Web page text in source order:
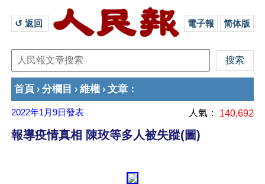
↺ 返回 電子報 简体版
首頁 › 分欄目 › 維權 › 文章 ：
2022年1月9日發表 人氣： 140,692
報導疫情真相 陳玫等多人被失蹤(圖)